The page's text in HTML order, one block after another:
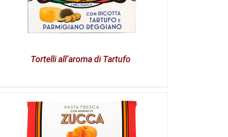
Tortelli all’aroma di Tartufo